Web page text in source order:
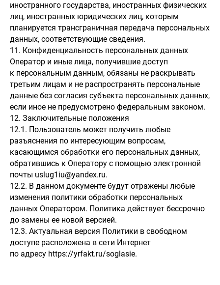
иностранного государства, иностранных физических
лиц, иностранных юридических лиц, которым
планируется трансграничная передача персональных
данных, соответствующие сведения.
11. Конфиденциальность персональных данных
Оператор и иные лица, получившие доступ
к персональным данным, обязаны не раскрывать
третьим лицам и не распространять персональные
данные без согласия субъекта персональных данных,
если иное не предусмотрено федеральным законом.
12. Заключительные положения
12.1. Пользователь может получить любые
разъяснения по интересующим вопросам,
касающимся обработки его персональных данных,
обратившись к Оператору с помощью электронной
почты uslug1iu@yandex.ru.
12.2. В данном документе будут отражены любые
изменения политики обработки персональных
данных Оператором. Политика действует бессрочно
до замены ее новой версией.
12.3. Актуальная версия Политики в свободном
доступе расположена в сети Интернет
по адресу https://yrfakt.ru/soglasie.